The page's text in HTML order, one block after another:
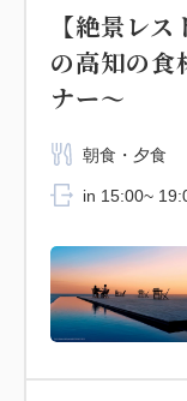
【絶景レ
の高知の食
ナー～
朝食・夕食
in 15:00~